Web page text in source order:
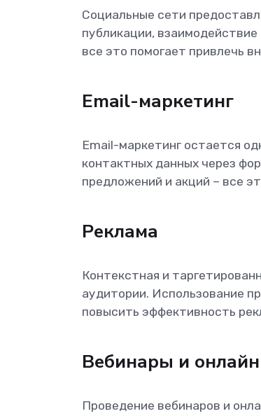
Социальные сети
публикации,
все это помогает привлечь
Email-маркетинг
Email-маркетинг остается
контактных данных через
предложений и акций – все
Реклама
Контекстная и
аудитории. Использование
повысить эффективность
Вебинары и
Проведение вебинаров и